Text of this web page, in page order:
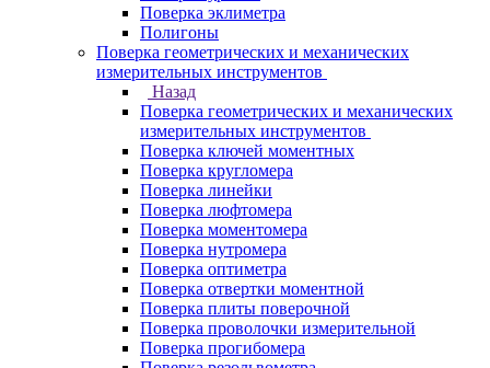
Поверка эклиметра
Полигоны
Поверка геометрических и механических
измерительных инструментов
Назад
Поверка геометрических и механических
измерительных инструментов
Поверка ключей моментных
Поверка кругломера
Поверка линейки
Поверка люфтомера
Поверка моментомера
Поверка нутромера
Поверка оптиметра
Поверка отвертки моментной
Поверка плиты поверочной
Поверка проволочки измерительной
Поверка прогибомера